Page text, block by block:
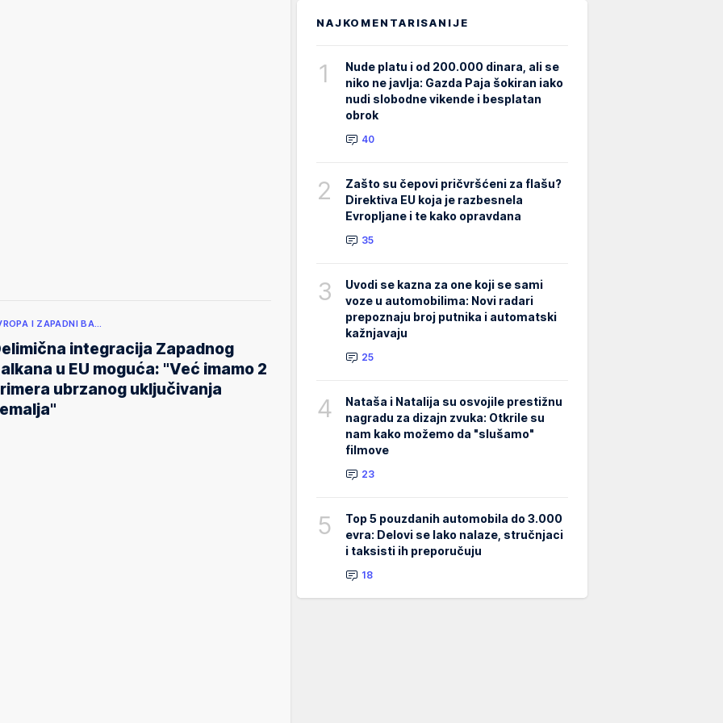
I ZAPADNI BA…
integracija Zapadnog
u EU moguća: "Već imamo 2
ubrzanog uključivanja
NAJKOMENTARISANIJE
1
Nude platu i od 200.000 dinara, ali se
niko ne javlja: Gazda Paja šokiran iako
nudi slobodne vikende i besplatan
obrok
40
2
Zašto su čepovi pričvršćeni za flašu?
Direktiva EU koja je razbesnela
Evropljane i te kako opravdana
35
3
Uvodi se kazna za one koji se sami
voze u automobilima: Novi radari
prepoznaju broj putnika i automatski
kažnjavaju
25
4
Nataša i Natalija su osvojile prestižnu
nagradu za dizajn zvuka: Otkrile su
nam kako možemo da "slušamo"
filmove
23
5
Top 5 pouzdanih automobila do 3.000
evra: Delovi se lako nalaze, stručnjaci
i taksisti ih preporučuju
18